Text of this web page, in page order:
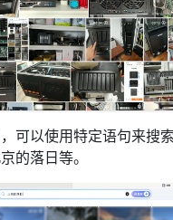
可以使用特定语句来搜
的落日等。